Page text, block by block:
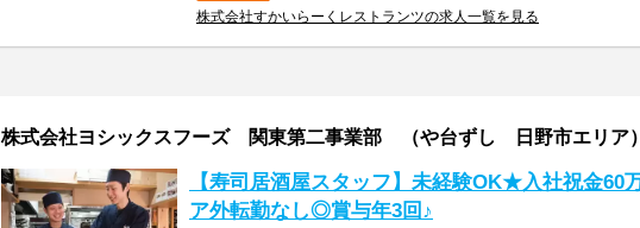
株式会社すかいらーくレストランツの求人一覧を見る
株式会社ヨシックスフーズ 関東第二事業部 （や台ずし 日野市エリア）
【寿司居酒屋スタッフ】未経験OK★入社祝金60
ア外転勤なし◎賞与年3回♪